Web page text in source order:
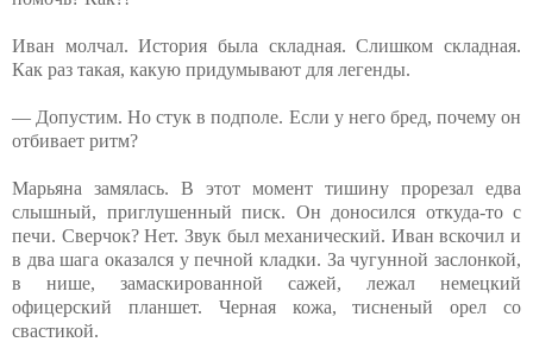
Иван молчал. История была складная. Слишком складная.
Как раз такая, какую придумывают для легенды.
— Допустим. Но стук в подполе. Если у него бред, почему он
отбивает ритм?
Марьяна замялась. В этот момент тишину прорезал едва
слышный, приглушенный писк. Он доносился откуда-то с
печи. Сверчок? Нет. Звук был механический. Иван вскочил и
в два шага оказался у печной кладки. За чугунной заслонкой,
в нише, замаскированной сажей, лежал немецкий
офицерский планшет. Черная кожа, тисненый орел со
свастикой.